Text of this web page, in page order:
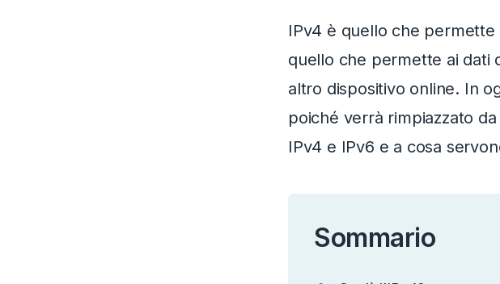
IPv4 è quello che
quello che permette ai dati
altro dispositivo online. In
poiché verrà rimpiazzato
IPv4 e IPv6 e a cosa
Sommario